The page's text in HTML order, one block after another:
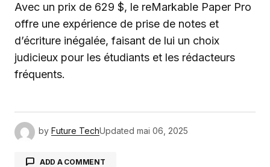
Avec un prix de 629 $, le reMarkable Paper Pro
offre une expérience de prise de notes et
d’écriture inégalée, faisant de lui un choix
judicieux pour les étudiants et les rédacteurs
fréquents.
by Future TechUpdated mai 06, 2025
ADD A COMMENT